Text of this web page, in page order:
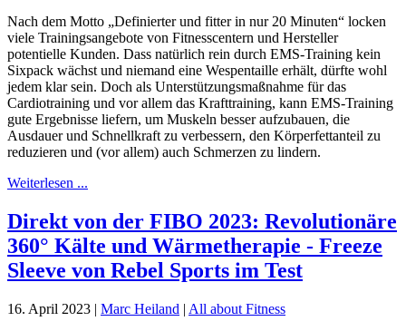
Nach dem Motto „Definierter und fitter in nur 20 Minuten“ locken
viele Trainingsangebote von Fitnesscentern und Hersteller
potentielle Kunden. Dass natürlich rein durch EMS-Training kein
Sixpack wächst und niemand eine Wespentaille erhält, dürfte wohl
jedem klar sein. Doch als Unterstützungsmaßnahme für das
Cardiotraining und vor allem das Krafttraining, kann EMS-Training
gute Ergebnisse liefern, um Muskeln besser aufzubauen, die
Ausdauer und Schnellkraft zu verbessern, den Körperfettanteil zu
reduzieren und (vor allem) auch Schmerzen zu lindern.
Weiterlesen ...
Direkt von der FIBO 2023: Revolutionäre
360° Kälte und Wärmetherapie - Freeze
Sleeve von Rebel Sports im Test
16. April 2023 | Marc Heiland | All about Fitness